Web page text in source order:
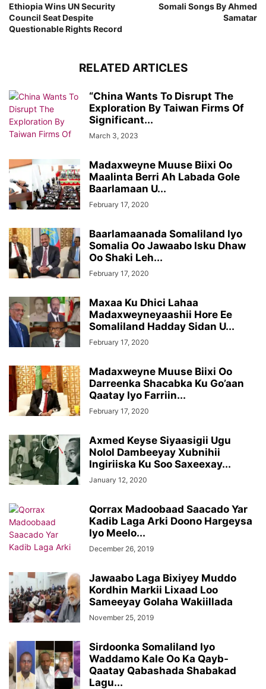
Ethiopia Wins UN Security
Council Seat Despite
Questionable Rights Record
Somali Songs By Ahmed
Samatar
RELATED ARTICLES
“China Wants To Disrupt The
Exploration By Taiwan Firms Of
Significant...
March 3, 2023
Madaxweyne Muuse Biixi Oo
Maalinta Berri Ah Labada Gole
Baarlamaan U...
February 17, 2020
Baarlamaanada Somaliland Iyo
Somalia Oo Jawaabo Isku Dhaw
Oo Shaki Leh...
February 17, 2020
Maxaa Ku Dhici Lahaa
Madaxweyneyaashii Hore Ee
Somaliland Hadday Sidan U...
February 17, 2020
Madaxweyne Muuse Biixi Oo
Darreenka Shacabka Ku Go’aan
Qaatay Iyo Farriin...
February 17, 2020
Axmed Keyse Siyaasigii Ugu
Nolol Dambeeyay Xubnihii
Ingiriiska Ku Soo Saxeexay...
January 12, 2020
Qorrax Madoobaad Saacado Yar
Kadib Laga Arki Doono Hargeysa
Iyo Meelo...
December 26, 2019
Jawaabo Laga Bixiyey Muddo
Kordhin Markii Lixaad Loo
Sameeyay Golaha Wakiillada
November 25, 2019
Sirdoonka Somaliland Iyo
Waddamo Kale Oo Ka Qayb-
Qaatay Qabashada Shabakad
Lagu...